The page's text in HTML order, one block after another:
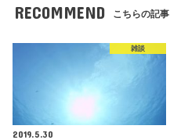
RECOMMEND こちらの記事
雑談
2019.5.30